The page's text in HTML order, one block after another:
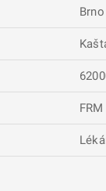
Brno
FRM